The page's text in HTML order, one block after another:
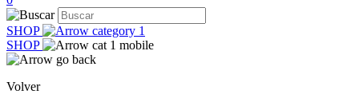
SHOP
SHOP
Volver